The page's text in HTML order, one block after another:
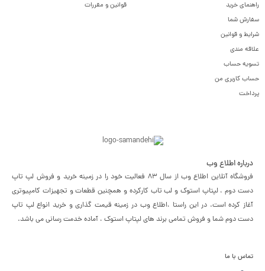
راهنمای خرید
سفارش شما
شرایط و قوانین
علاقه مندی
تسویه حساب
حساب کاربری من
پرداخت
قوانین و مقررات
درباره اطلاع وب
فروشگاه آنلاین اطلاع وب از سال 83 فعالیت خود را در زمینه خرید و فروش لپ تاپ
دست دوم ، لپتاپ استوک و لب تاب کارکرده و همچنین قطعات و تجهیزات کامپیوتری
آغاز کرده است. در این راستا ،‌اطلاع وب در زمینه قیمت گذاری و خرید انواع لپ تاپ
دست دوم شما و فروش تمامی برند های لپتاپ استوک ، آماده خدمت رسانی می باشد.
تماس با ما